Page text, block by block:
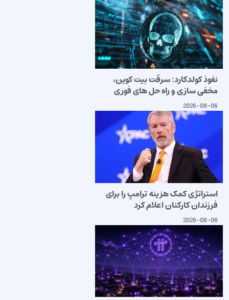
نفوذ کولدکارد: سرقت بیت کوین،
مخفی سازی و راه حل های فوری
2026-08-06
استراتژی کمک هزینه ترامپ را برای
فرزندان کارکنان اعلام کرد
2026-08-06